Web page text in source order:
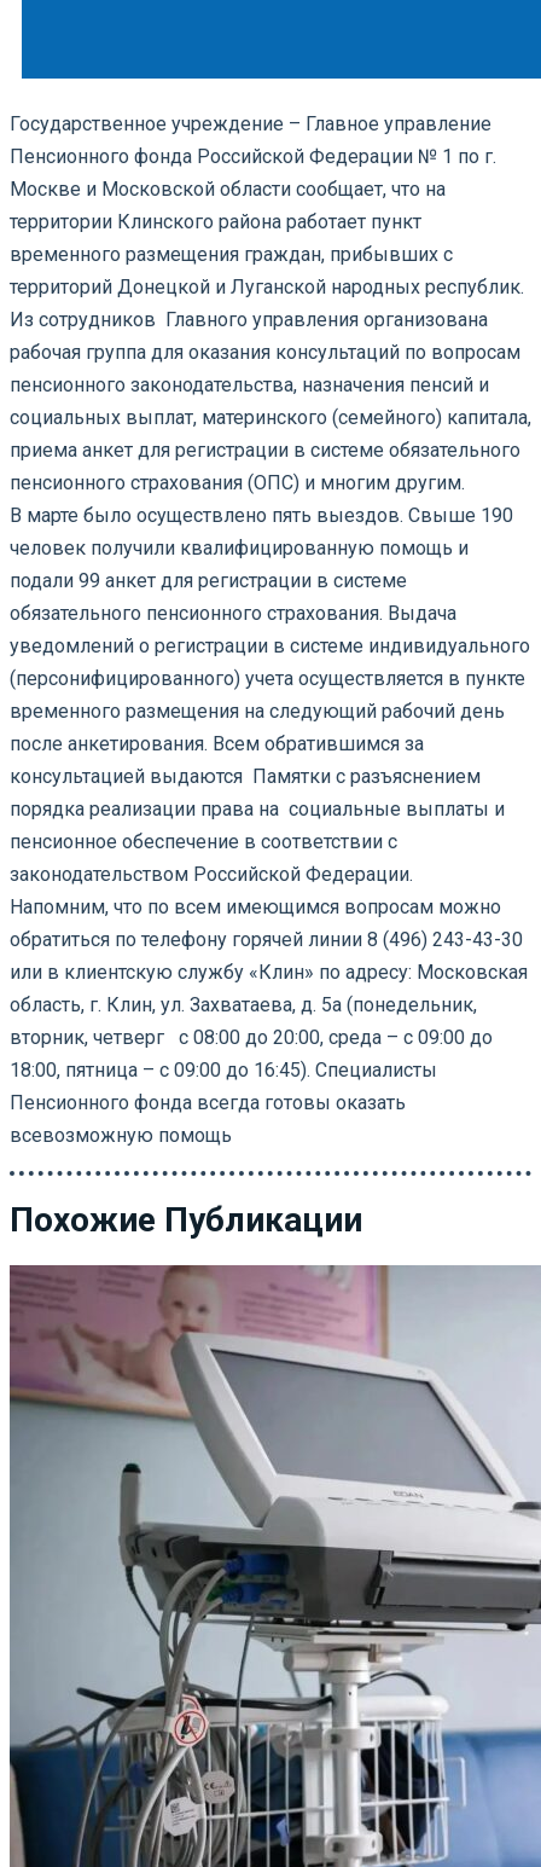
Государственное учреждение – Главное управление
Пенсионного фонда Российской Федерации № 1 по г.
Москве и Московской области сообщает, что на
территории Клинского района работает пункт
временного размещения граждан, прибывших с
территорий Донецкой и Луганской народных республик.
Из сотрудников Главного управления организована
рабочая группа для оказания консультаций по вопросам
пенсионного законодательства, назначения пенсий и
социальных выплат, материнского (семейного) капитала,
приема анкет для регистрации в системе обязательного
пенсионного страхования (ОПС) и многим другим.
В марте было осуществлено пять выездов. Свыше 190
человек получили квалифицированную помощь и
подали 99 анкет для регистрации в системе
обязательного пенсионного страхования. Выдача
уведомлений о регистрации в системе индивидуального
(персонифицированного) учета осуществляется в пункте
временного размещения на следующий рабочий день
после анкетирования. Всем обратившимся за
консультацией выдаются Памятки с разъяснением
порядка реализации права на социальные выплаты и
пенсионное обеспечение в соответствии с
законодательством Российской Федерации.
Напомним, что по всем имеющимся вопросам можно
обратиться по телефону горячей линии 8 (496) 243-43-30
или в клиентскую службу «Клин» по адресу: Московская
область, г. Клин, ул. Захватаева, д. 5а (понедельник,
вторник, четверг с 08:00 до 20:00, среда – с 09:00 до
18:00, пятница – с 09:00 до 16:45). Специалисты
Пенсионного фонда всегда готовы оказать
всевозможную помощь
Похожие Публикации